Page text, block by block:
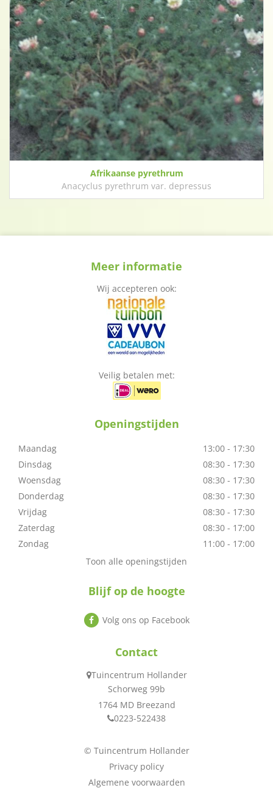
Afrikaanse pyrethrum
Anacyclus pyrethrum var. depressus
Meer informatie
Wij accepteren ook:
Veilig betalen met:
Openingstijden
Maandag
13:00 - 17:30
Dinsdag
08:30 - 17:30
Woensdag
08:30 - 17:30
Donderdag
08:30 - 17:30
Vrijdag
08:30 - 17:30
Zaterdag
08:30 - 17:00
Zondag
11:00 - 17:00
Toon alle openingstijden
Blijf op de hoogte
Volg ons op Facebook
Contact
Tuincentrum Hollander
Schorweg 99b
1764 MD Breezand
0223-522438
© Tuincentrum Hollander
Privacy policy
Algemene voorwaarden